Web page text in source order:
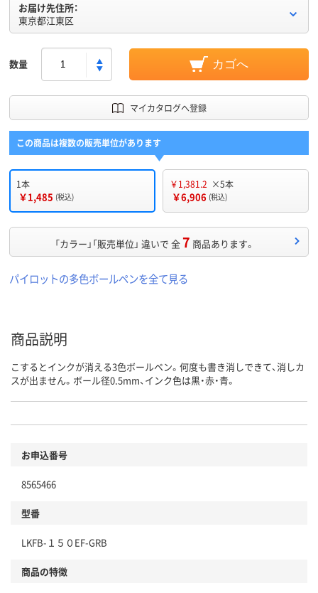
お届け先住所：
東京都江東区
数量 カゴへ
マイカタログへ登録
この商品は複数の販売単位があります
1本
￥1,485 (税込)
￥1,381.2 ×5本
￥6,906 (税込)
「カラー」「販売単位」 違いで 全7 商品あります。
パイロットの多色ボールペンを全て見る
商品説明
こするとインクが消える3色ボールペン。何度も書き消しできて、消しカ
スが出ません。ボール径0.5mm、インク色は黒・赤・青。
お申込番号
8565466
型番
LKFB-１５０EF-GRB
商品の特徴